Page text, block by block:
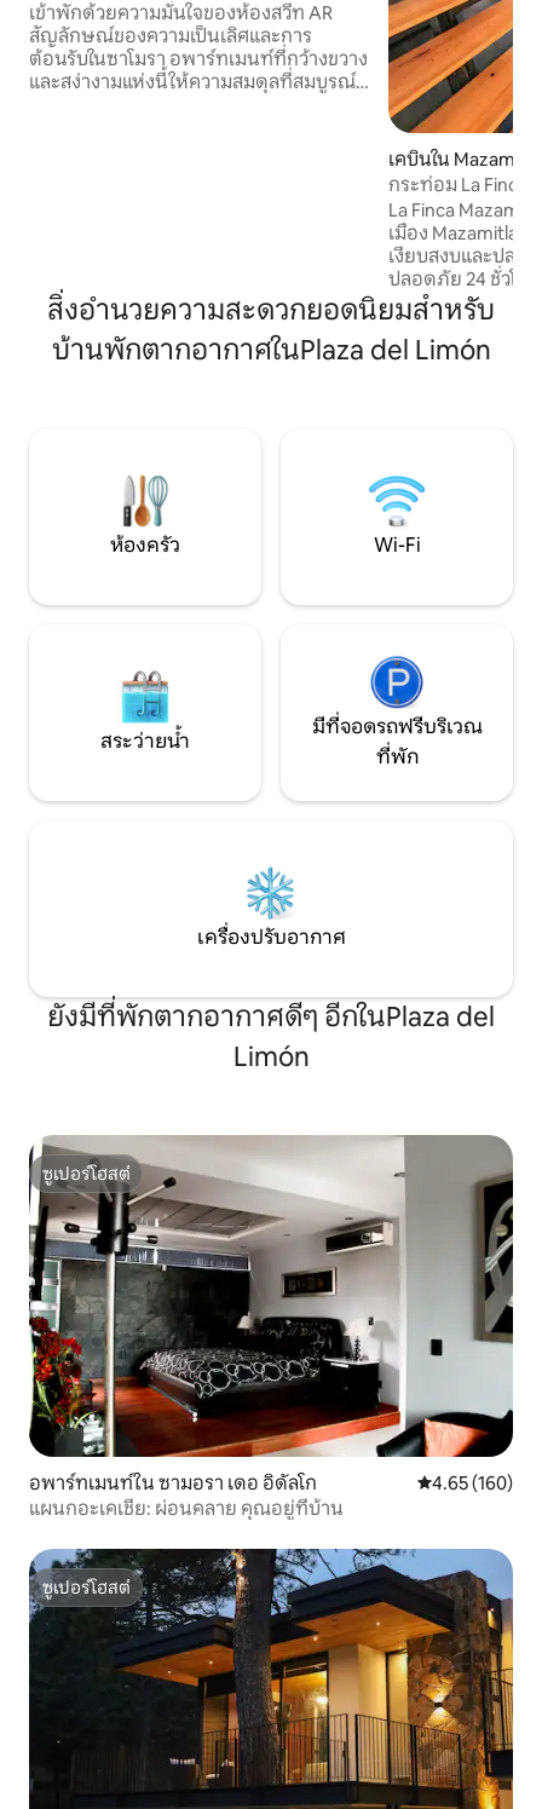
เข้าพักด้วยความมั่นใจของห้องสวีท AR
สัญลักษณ์ของความเป็นเลิศและการ
ต้อนรับในซาโมรา อพาร์ทเมนท์ที่กว้างขวาง
และสง่างามแห่งนี้ให้ความสมดุลที่สมบูรณ์
ทางทั้งหมดได้ (ใช่เราเรียกเก็บเงิน)
เคบินใน Mazamitla
กระท่อม La Finca
La Finca
เมือง Mazamitla
เงียบสงบและปลอ
ปลอดภัย 24 ชั่วโม
และต้นโอ๊ค เพดานสูงและหน้าต่างบานใหญ่
ทำให้มีแสงธรรมช
มองเห็นวิวที่งดงาม
สิ่งอำนวยความสะดวกยอดนิยมสำหรับ
บ้านพักตากอากาศในPlaza del Limón
ห้องครัว Wi-Fi
สระว่ายน้ำ
มีที่จอดรถฟรีบริเวณ
ที่พัก
เครื่องปรับอากาศ
ยังมีที่พักตากอากาศดีๆ อีกในPlaza del
Limón
ซูเปอร์โฮสต์
ซูเปอร์โฮสต์
อพาร์ทเมนท์ใน ซามอรา เดอ อิดัลโก คะแนนเฉลี่ย
4.65 (160)
แผนกอะเคเชีย: ผ่อนคลาย คุณอยู่ที่บ้าน
ซูเปอร์โฮสต์
ซูเปอร์โฮสต์